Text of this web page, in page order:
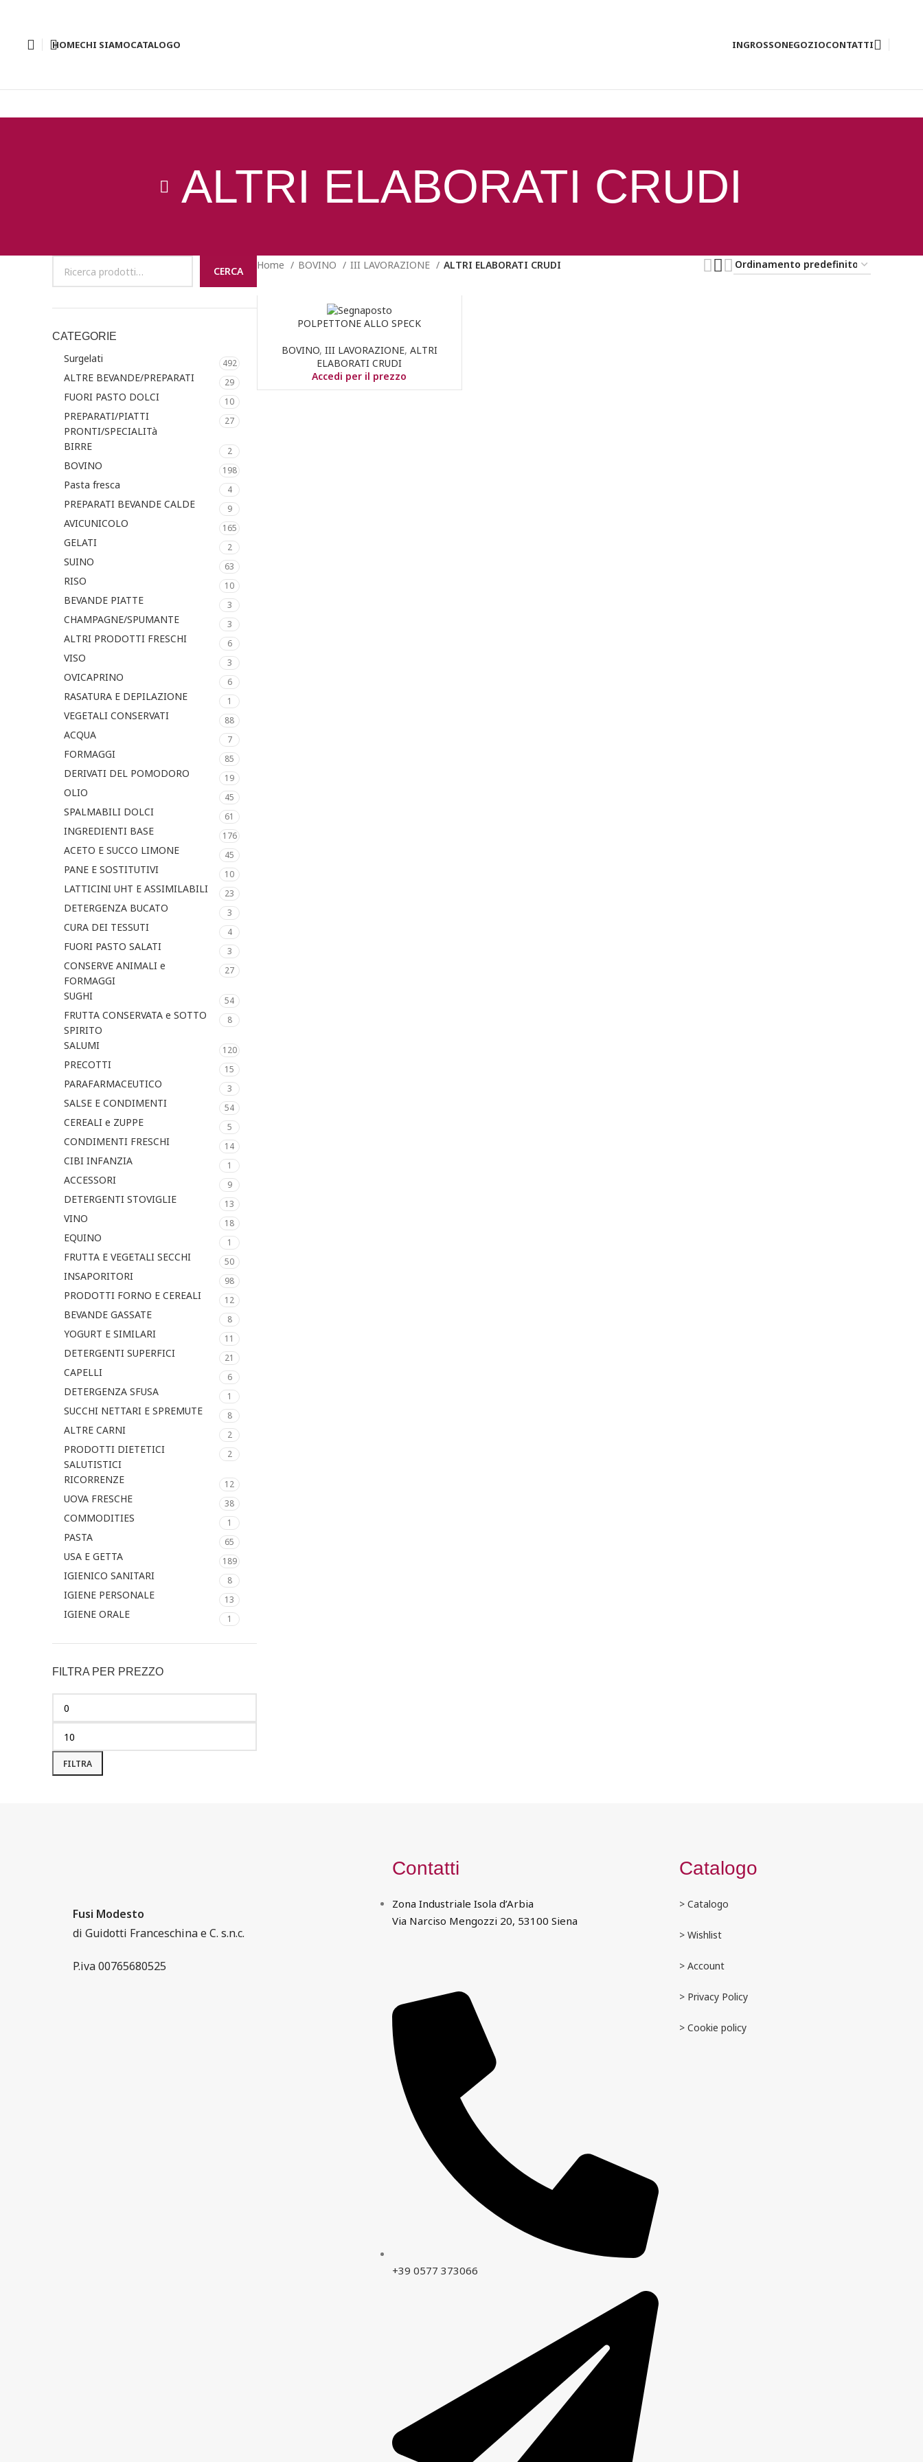
HOMECHI SIAMOCATALOGO INGROSSONEGOZIOCONTATTI
ALTRI ELABORATI CRUDI
CERCA
CATEGORIE
Surgelati 492
ALTRE BEVANDE/PREPARATI 29
FUORI PASTO DOLCI 10
PREPARATI/PIATTI
PRONTI/SPECIALITà
27
BIRRE 2
BOVINO 198
Pasta fresca 4
PREPARATI BEVANDE CALDE 9
AVICUNICOLO 165
GELATI 2
SUINO 63
RISO 10
BEVANDE PIATTE 3
CHAMPAGNE/SPUMANTE 3
ALTRI PRODOTTI FRESCHI 6
VISO 3
OVICAPRINO 6
RASATURA E DEPILAZIONE 1
VEGETALI CONSERVATI 88
ACQUA 7
FORMAGGI 85
DERIVATI DEL POMODORO 19
OLIO 45
SPALMABILI DOLCI 61
INGREDIENTI BASE 176
ACETO E SUCCO LIMONE 45
PANE E SOSTITUTIVI 10
LATTICINI UHT E ASSIMILABILI 23
DETERGENZA BUCATO 3
CURA DEI TESSUTI 4
FUORI PASTO SALATI 3
CONSERVE ANIMALI e
FORMAGGI
27
SUGHI 54
FRUTTA CONSERVATA e SOTTO
SPIRITO
8
SALUMI 120
PRECOTTI 15
PARAFARMACEUTICO 3
SALSE E CONDIMENTI 54
CEREALI e ZUPPE 5
CONDIMENTI FRESCHI 14
CIBI INFANZIA 1
ACCESSORI 9
DETERGENTI STOVIGLIE 13
VINO 18
EQUINO 1
FRUTTA E VEGETALI SECCHI 50
INSAPORITORI 98
PRODOTTI FORNO E CEREALI 12
BEVANDE GASSATE 8
YOGURT E SIMILARI 11
DETERGENTI SUPERFICI 21
CAPELLI 6
DETERGENZA SFUSA 1
SUCCHI NETTARI E SPREMUTE 8
ALTRE CARNI 2
PRODOTTI DIETETICI
SALUTISTICI
2
RICORRENZE 12
UOVA FRESCHE 38
COMMODITIES 1
PASTA 65
USA E GETTA 189
IGIENICO SANITARI 8
IGIENE PERSONALE 13
IGIENE ORALE 1
FILTRA PER PREZZO
FILTRA
Home BOVINO III LAVORAZIONE ALTRI ELABORATI CRUDI
POLPETTONE ALLO SPECK
BOVINO, III LAVORAZIONE, ALTRI
ELABORATI CRUDI
Accedi per il prezzo
Fusi Modesto
di Guidotti Franceschina e C. s.n.c.
P.iva 00765680525
Contatti
Zona Industriale Isola d’Arbia
Via Narciso Mengozzi 20, 53100 Siena
+39 0577 373066
Catalogo
> Catalogo
> Wishlist
> Account
> Privacy Policy
> Cookie policy